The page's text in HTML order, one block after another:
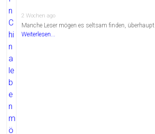
2 Wochen ago
Manche Leser mögen es seltsam finden,
Weiterlesen...